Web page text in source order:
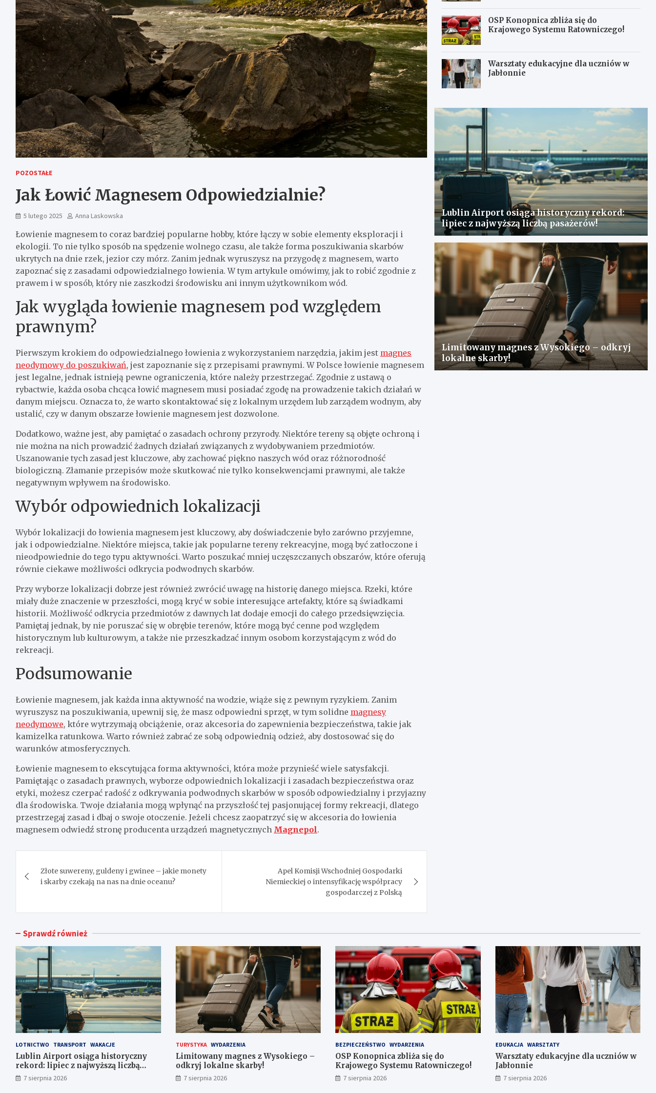
POZOSTAŁE
Jak Łowić Magnesem Odpowiedzialnie?
5 lutego 2025 Anna Laskowska
Łowienie magnesem to coraz bardziej popularne hobby, które łączy w sobie elementy eksploracji i
ekologii. To nie tylko sposób na spędzenie wolnego czasu, ale także forma poszukiwania skarbów
ukrytych na dnie rzek, jezior czy mórz. Zanim jednak wyruszysz na przygodę z magnesem, warto
zapoznać się z zasadami odpowiedzialnego łowienia. W tym artykule omówimy, jak to robić zgodnie z
prawem i w sposób, który nie zaszkodzi środowisku ani innym użytkownikom wód.
Jak wygląda łowienie magnesem pod względem
prawnym?
Pierwszym krokiem do odpowiedzialnego łowienia z wykorzystaniem narzędzia, jakim jest magnes
neodymowy do poszukiwań, jest zapoznanie się z przepisami prawnymi. W Polsce łowienie magnesem
jest legalne, jednak istnieją pewne ograniczenia, które należy przestrzegać. Zgodnie z ustawą o
rybactwie, każda osoba chcąca łowić magnesem musi posiadać zgodę na prowadzenie takich działań w
danym miejscu. Oznacza to, że warto skontaktować się z lokalnym urzędem lub zarządem wodnym, aby
ustalić, czy w danym obszarze łowienie magnesem jest dozwolone.
Dodatkowo, ważne jest, aby pamiętać o zasadach ochrony przyrody. Niektóre tereny są objęte ochroną i
nie można na nich prowadzić żadnych działań związanych z wydobywaniem przedmiotów.
Uszanowanie tych zasad jest kluczowe, aby zachować piękno naszych wód oraz różnorodność
biologiczną. Złamanie przepisów może skutkować nie tylko konsekwencjami prawnymi, ale także
negatywnym wpływem na środowisko.
Wybór odpowiednich lokalizacji
Wybór lokalizacji do łowienia magnesem jest kluczowy, aby doświadczenie było zarówno przyjemne,
jak i odpowiedzialne. Niektóre miejsca, takie jak popularne tereny rekreacyjne, mogą być zatłoczone i
nieodpowiednie do tego typu aktywności. Warto poszukać mniej uczęszczanych obszarów, które oferują
równie ciekawe możliwości odkrycia podwodnych skarbów.
Przy wyborze lokalizacji dobrze jest również zwrócić uwagę na historię danego miejsca. Rzeki, które
miały duże znaczenie w przeszłości, mogą kryć w sobie interesujące artefakty, które są świadkami
historii. Możliwość odkrycia przedmiotów z dawnych lat dodaje emocji do całego przedsięwzięcia.
Pamiętaj jednak, by nie poruszać się w obrębie terenów, które mogą być cenne pod względem
historycznym lub kulturowym, a także nie przeszkadzać innym osobom korzystającym z wód do
rekreacji.
Podsumowanie
Łowienie magnesem, jak każda inna aktywność na wodzie, wiąże się z pewnym ryzykiem. Zanim
wyruszysz na poszukiwania, upewnij się, że masz odpowiedni sprzęt, w tym solidne magnesy
neodymowe, które wytrzymają obciążenie, oraz akcesoria do zapewnieniabezpieczeństwa, takie jak
kamizelka ratunkowa. Warto również zabrać ze sobą odpowiednią odzież, aby dostosować się do
warunków atmosferycznych.
Łowienie magnesem to ekscytująca forma aktywności, która może przynieść wiele satysfakcji.
Pamiętając o zasadach prawnych, wyborze odpowiednich lokalizacji i zasadach bezpieczeństwa oraz
etyki, możesz czerpać radość z odkrywania podwodnych skarbów w sposób odpowiedzialny i przyjazny
dla środowiska. Twoje działania mogą wpłynąć na przyszłość tej pasjonującej formy rekreacji, dlatego
przestrzegaj zasad i dbaj o swoje otoczenie. Jeżeli chcesz zaopatrzyć się w akcesoria do łowienia
magnesem odwiedź stronę producenta urządzeń magnetycznych Magnepol.
wpisu
Złote suwereny, guldeny i gwinee – jakie monety
i skarby czekają na nas na dnie oceanu?
Apel Komisji Wschodniej Gospodarki
Niemieckiej o intensyfikację współpracy
gospodarczej z Polską
OSP Konopnica zbliża się do
Krajowego Systemu Ratowniczego!
Warsztaty edukacyjne dla uczniów w
Jabłonnie
Lublin Airport osiąga historyczny rekord:
lipiec z najwyższą liczbą pasażerów!
Limitowany magnes z Wysokiego – odkryj
lokalne skarby!
Sprawdź również
LOTNICTWO TRANSPORT WAKACJE
Lublin Airport osiąga historyczny
rekord: lipiec z najwyższą liczbą
pasażerów!
7 sierpnia 2026
TURYSTYKA WYDARZENIA
Limitowany magnes z Wysokiego –
odkryj lokalne skarby!
7 sierpnia 2026
BEZPIECZEŃSTWO WYDARZENIA
OSP Konopnica zbliża się do
Krajowego Systemu Ratowniczego!
7 sierpnia 2026
EDUKACJA WARSZTATY
Warsztaty edukacyjne dla uczniów w
Jabłonnie
7 sierpnia 2026